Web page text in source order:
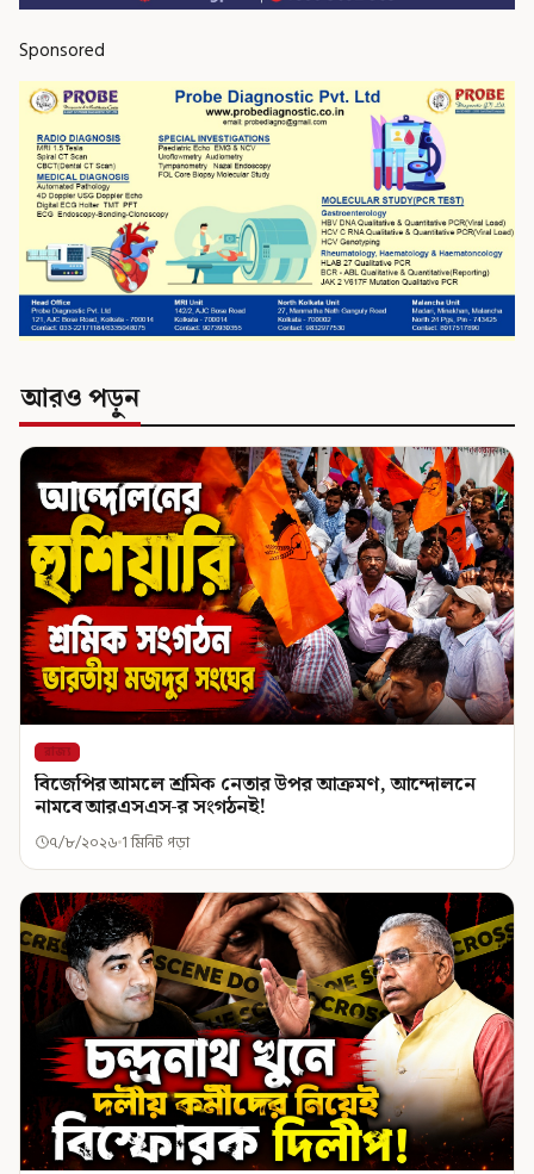
Sponsored
আরও পড়ুন
রাজ্য
বিজেপির আমলে শ্রমিক নেতার উপর আক্রমণ, আন্দোলনে
নামবে আরএসএস-র সংগঠনই!
৭/৮/২০২৬ 1 মিনিট পড়া